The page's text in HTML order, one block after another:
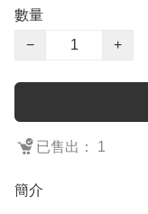
數量
−
+
已售出： 1
簡介